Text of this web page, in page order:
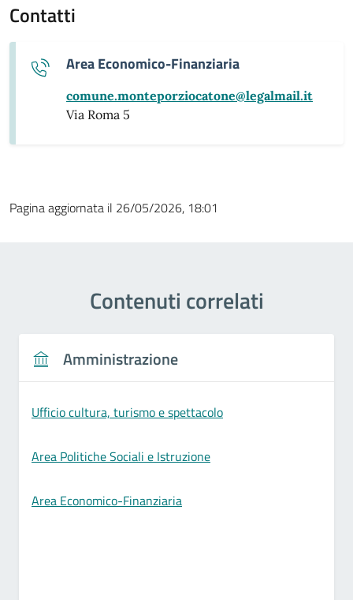
Contatti
Area Economico-Finanziaria
comune.monteporziocatone@legalmail.it
Via Roma 5
Pagina aggiornata il 26/05/2026, 18:01
Contenuti correlati
Amministrazione
Ufficio cultura, turismo e spettacolo
Area Politiche Sociali e Istruzione
Area Economico-Finanziaria